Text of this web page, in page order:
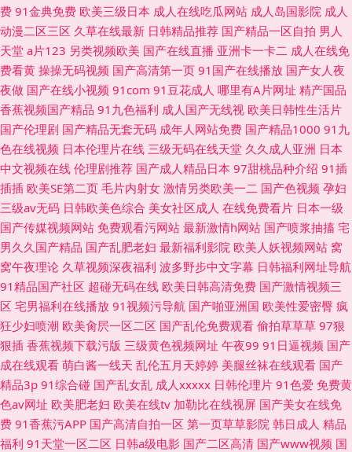
费 91金典免费 欧美三级日本 成人在线吃瓜网站 成人岛国影院 成人
动漫二区三区 久草在线最新 日韩精品推荐 国产精品一区自拍 男人
天堂 a片123 另类视频欧美 国产在线直播 亚洲卡一卡二 成人在线免
费看黄 操操无码视频 国产高清第一页 91国产在线播放 国产女人夜
夜做 国产在线小视频 91com 91豆花成人 哪里有A片网址 精产国品
香蕉视频国产精品 91九色福利 成人国产无线视 欧美日韩性生活片
国产伦理剧 国产精品无套无码 成年人网站免费 国产精品1000 91九
色在线视频 日本伦理片在线 三级无码在线天堂 久久成人亚洲 日本
中文视频在线 伦理剧推荐 国产成人精品日本 97甜桃品种介绍 91插
插插 欧美SE第二页 毛片内射女 激情另类欧美一二 国产色视频 孕妇
三级av无码 日韩欧美色综合 美女社区成人 在线免费看片 日本一级
国产传媒视频网站 免费观看污网站 最新激情h网站 国产喷浆抽搐 宅
男久久国产精品 国产乱肥老妇 最新福利影院 欧美人妖视频网站 窝
窝午夜理论 久草视频深夜福利 波多野步中文字幕 日韩福利网址导航
91精品国产社区 超碰无码在线 欧美日韩高清免费 国产激情视频三
区 宅男福利在线播放 91视频污导航 国产啪亚洲国 欧美性爱密臀 疯
狂少妇喷潮 欧美肏屄一区二区 国产乱伦免费观看 偷拍草草草 97狠
狠插 香蕉视频下载污版 三级黄色视频网址 午夜99 91日逼视频 国产
成在线观看 萌白酱一线天 乱伦五月天婷婷 美腿丝袜在线观看 国产
精品3p 91综合碰 国产乱女乱 成人xxxxx 日韩伦理片 91色爱 免费黄
色av网址 欧美肥老妇 欧美在线tv 加勒比在线视屏 国产美女在线免
费 91香蕉污APP 国产高清自拍一区 第一页草草影院 韩日成人 精品
福利 91天堂一区二区 日韩a级电影 国产二区高清 国产www视频 国